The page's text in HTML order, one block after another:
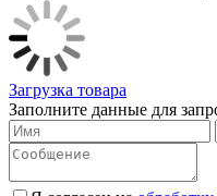
Загрузка товара
Заполните данные для